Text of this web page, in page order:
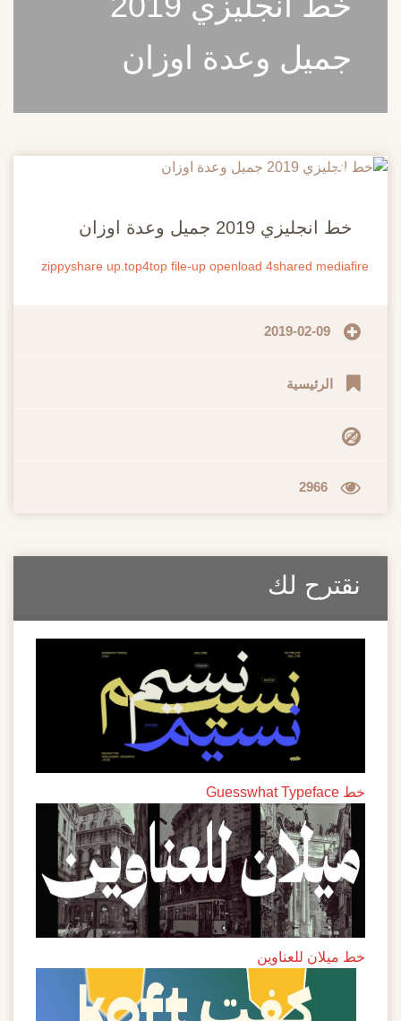
جميل وعدة اوزان
20
خط انجليزي 2019 جميل وعدة اوزان
zippyshare up.top4top file-up openload 4shared mediafire
2019-02-09
الرئيسية
2966
نقترح لك
خط Guesswhat Typeface
خط ميلان للعناوين